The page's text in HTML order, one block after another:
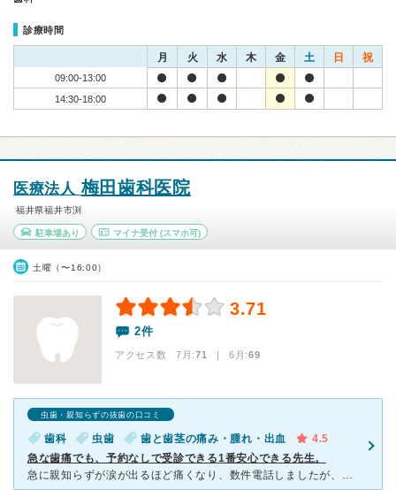
診療時間
月 火 水 木 金 土 日 祝
09:00-13:00
14:30-18:00
医療法人梅田歯科医院
福井県福井市渕
駐車場あり マイナ受付(スマホ可)
土曜（〜16:00）
3.71
2件
アクセス数 7月:71 | 6月:69
虫歯・親知らずの抜歯の口コミ
歯科 虫歯 歯と歯茎の痛み・腫れ・出血
4.5
急な歯痛でも、予約なしで受診できる1番安心できる先生。
急に親知らずが涙が出るほど痛くなり、数件電話しましたが、どこも空いておらず、予約がなければ入れませんでした。 そこで昔からある梅田歯科を思い出し、電話すると「すぐ来てください」とのことで、とても助か